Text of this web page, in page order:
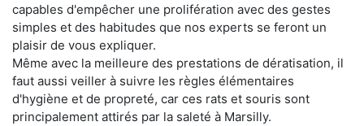
capables d'empêcher une prolifération avec des gestes
simples et des habitudes que nos experts se feront un
plaisir de vous expliquer.
Même avec la meilleure des prestations de dératisation, il
faut aussi veiller à suivre les règles élémentaires
d'hygiène et de propreté, car ces rats et souris sont
principalement attirés par la saleté à Marsilly.